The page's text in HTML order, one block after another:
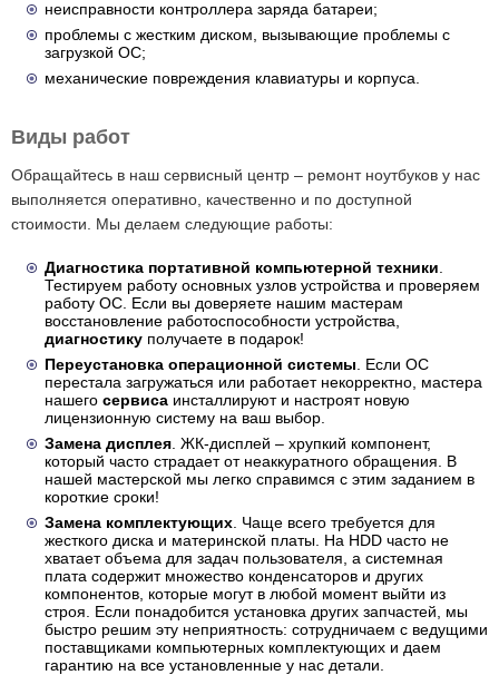
неисправности контроллера заряда батареи;
проблемы с жестким диском, вызывающие проблемы с
загрузкой ОС;
механические повреждения клавиатуры и корпуса.
Виды работ
Обращайтесь в наш сервисный центр – ремонт ноутбуков у нас
выполняется оперативно, качественно и по доступной
стоимости. Мы делаем следующие работы:
Диагностика портативной компьютерной техники
Тестируем работу основных узлов устройства и проверяем
работу ОС. Если вы доверяете нашим мастерам
восстановление работоспособности устройства,
диагностику получаете в подарок!
Переустановка операционной системы . Если ОС
перестала загружаться или работает некорректно, мастера
нашего сервиса инсталлируют и настроят новую
лицензионную систему на ваш выбор.
Замена дисплея . ЖК-дисплей – хрупкий компонент,
который часто страдает от неаккуратного обращения. В
нашей мастерской мы легко справимся с этим заданием в
короткие сроки!
Замена комплектующих . Чаще всего требуется для
жесткого диска и материнской платы. На HDD часто не
хватает объема для задач пользователя, а системная
плата содержит множество конденсаторов и других
компонентов, которые могут в любой момент выйти из
строя. Если понадобится установка других запчастей, мы
быстро решим эту неприятность: сотрудничаем с ведущими
поставщиками компьютерных комплектующих и даем
гарантию на все установленные у нас детали.